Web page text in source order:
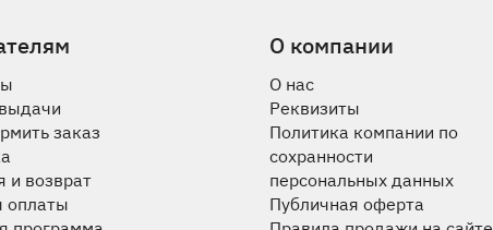
заказ
и возврат
оплаты
О компании
О нас
Реквизиты
Политика компании по
сохранности
персональных данных
Публичная оферта